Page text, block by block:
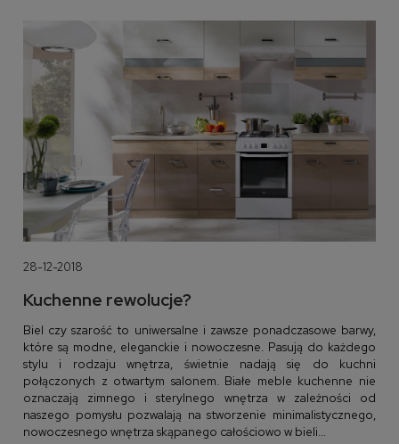
28-12-2018
Kuchenne rewolucje?
Biel czy szarość to uniwersalne i zawsze ponadczasowe barwy,
które są modne, eleganckie i nowoczesne. Pasują do każdego
stylu i rodzaju wnętrza, świetnie nadają się do kuchni
połączonych z otwartym salonem. Białe meble kuchenne nie
oznaczają zimnego i sterylnego wnętrza w zależności od
naszego pomysłu pozwalają na stworzenie minimalistycznego,
nowoczesnego wnętrza skąpanego całościowo w bieli...